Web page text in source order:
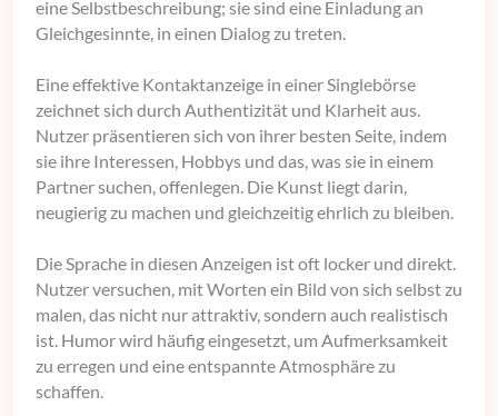
eine Selbstbeschreibung; sie sind eine Einladung an
Gleichgesinnte, in einen Dialog zu treten.
Eine effektive Kontaktanzeige in einer Singlebörse
zeichnet sich durch Authentizität und Klarheit aus.
Nutzer präsentieren sich von ihrer besten Seite, indem
sie ihre Interessen, Hobbys und das, was sie in einem
Partner suchen, offenlegen. Die Kunst liegt darin,
neugierig zu machen und gleichzeitig ehrlich zu bleiben.
Die Sprache in diesen Anzeigen ist oft locker und direkt.
Nutzer versuchen, mit Worten ein Bild von sich selbst zu
malen, das nicht nur attraktiv, sondern auch realistisch
ist. Humor wird häufig eingesetzt, um Aufmerksamkeit
zu erregen und eine entspannte Atmosphäre zu
schaffen.